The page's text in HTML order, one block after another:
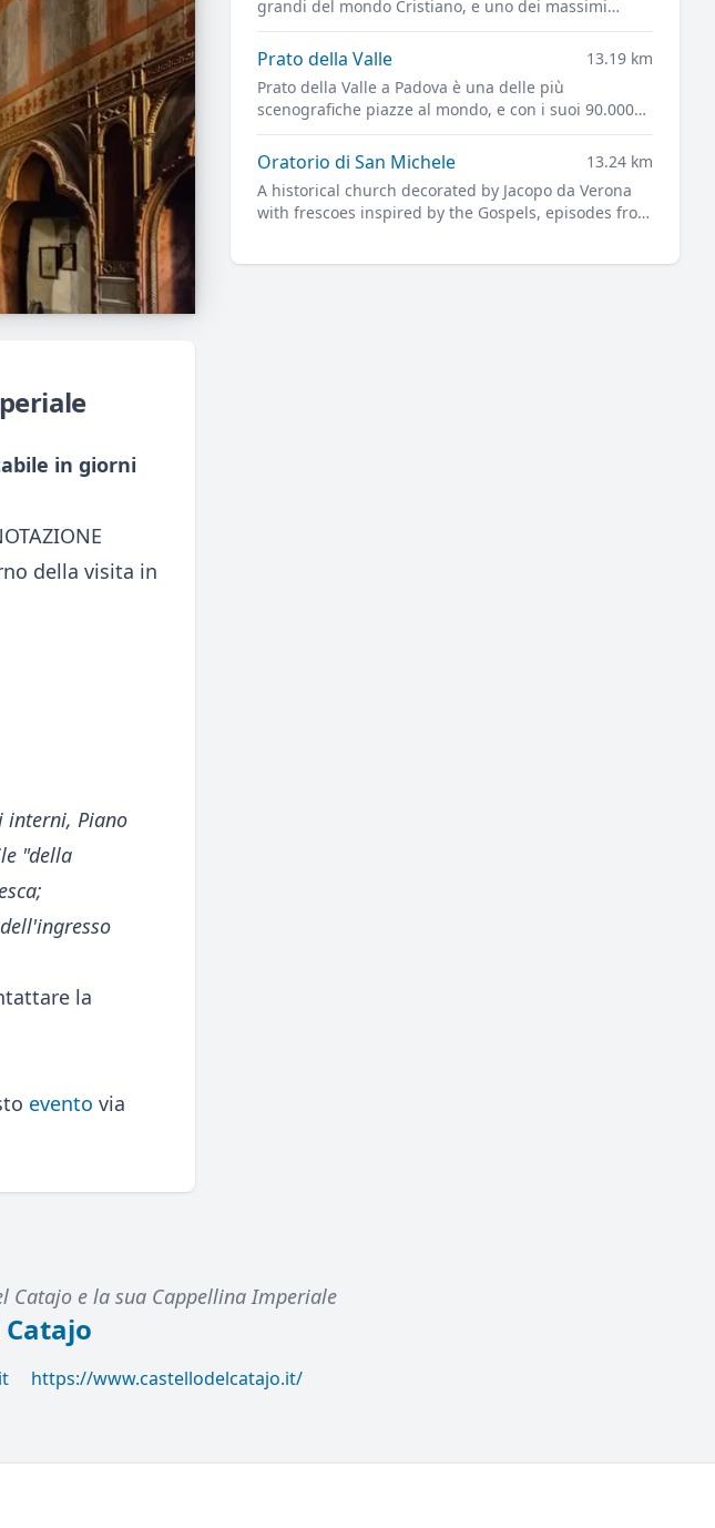
in giorni
della visita in
interni, Piano
"della
la
evento via
grandi del mondo Cristiano, e uno dei massimi
capolavori dell'architettura rinascimentale.
Prato della Valle
13.19 km
Prato della Valle a Padova è una delle più
scenografiche piazze al mondo, e con i suoi 90.000
metri quadrati una delle più grandi d'Europa.
Oratorio di San Michele
13.24 km
A historical church decorated by Jacopo da Verona
with frescoes inspired by the Gospels, episodes from
Catajo e la sua Cappellina Imperiale
https://www.castellodelcatajo.it/